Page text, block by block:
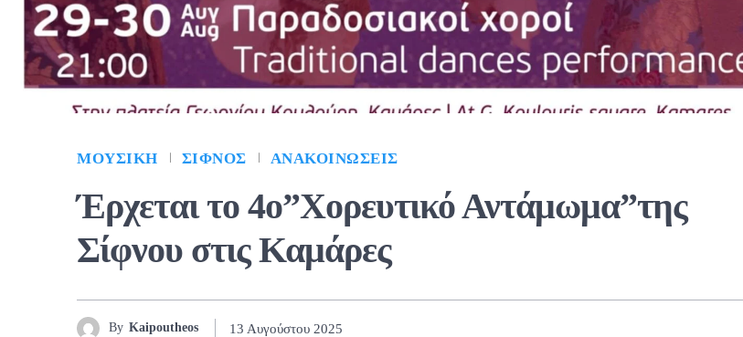
ΜΟΥΣΙΚΉ ΣΊΦΝΟΣ ΑΝΑΚΟΙΝΏΣΕΙΣ
Έρχεται το 4ο”Χορευτικό Αντάμωμα”της
Σίφνου στις Καμάρες
By Kaipoutheos 13 Αυγούστου 2025